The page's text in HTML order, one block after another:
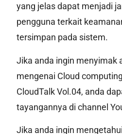
yang jelas dapat menjadi
pengguna terkait
tersimpan pada sistem.
Jika anda ingin menyimak
mengenai Cloud
CloudTalk Vol.04, anda
tayangannya di channel
Jika anda ingin